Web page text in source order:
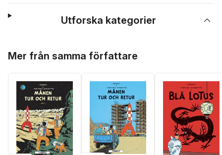
Utforska kategorier
Mer från samma författare